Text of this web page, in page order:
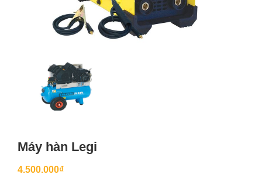
Máy hàn Legi
4.500.000₫